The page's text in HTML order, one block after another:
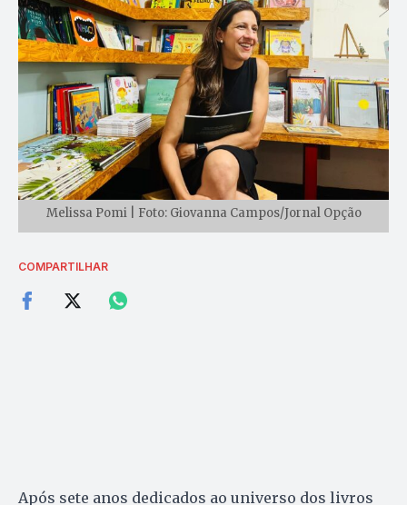
Melissa Pomi | Foto: Giovanna Campos/Jornal Opção
COMPARTILHAR
Após sete anos dedicados ao universo dos livros